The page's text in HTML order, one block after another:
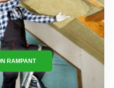
RAMPANT